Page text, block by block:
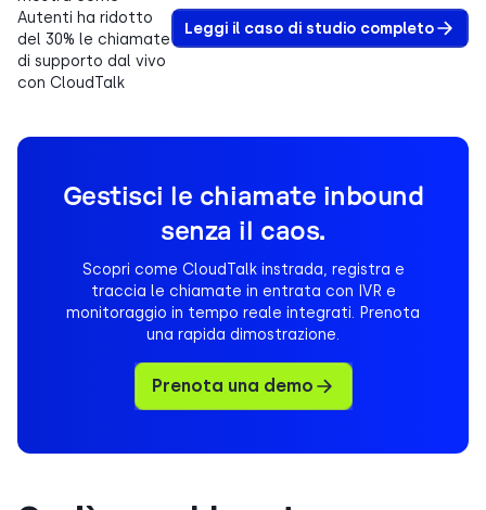
Autenti ha ridotto
del 30% le chiamate
di supporto dal vivo
con CloudTalk
Leggi il caso di studio completo
Gestisci le chiamate inbound
senza il caos.
Scopri come CloudTalk instrada, registra e
traccia le chiamate in entrata con IVR e
monitoraggio in tempo reale integrati. Prenota
una rapida dimostrazione.
Prenota una demo